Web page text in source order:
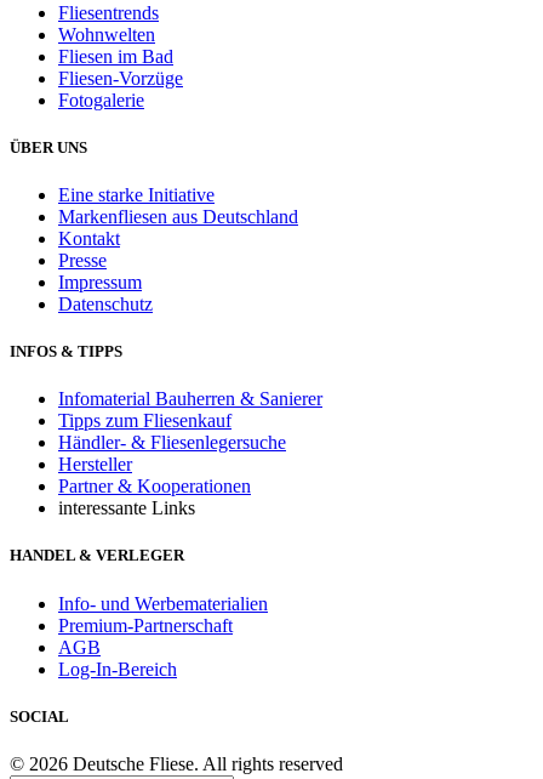
Fliesentrends
Wohnwelten
Fliesen im Bad
Fliesen-Vorzüge
Fotogalerie
ÜBER UNS
Eine starke Initiative
Markenfliesen aus Deutschland
Kontakt
Presse
Impressum
Datenschutz
INFOS & TIPPS
Infomaterial Bauherren & Sanierer
Tipps zum Fliesenkauf
Händler- & Fliesenlegersuche
Hersteller
Partner & Kooperationen
interessante Links
HANDEL & VERLEGER
Info- und Werbematerialien
Premium-Partnerschaft
AGB
Log-In-Bereich
SOCIAL
© 2026 Deutsche Fliese. All rights reserved